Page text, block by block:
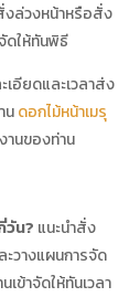
งล่วงหน้าหรือสั่ง
ดให้ทันพิธี
อียดและเวลาส่ง
นดอกไม้หน้าเมรุ
านของท่าน
วัน? แนะนำสั่ง
วางแผนการจัด
ข้าจัดให้ทันเวลา